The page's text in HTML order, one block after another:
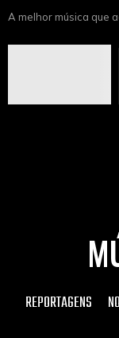
A melhor música que
REPORTAGENS